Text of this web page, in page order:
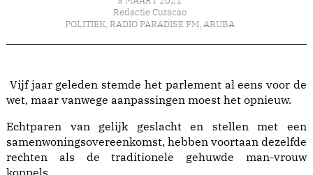
Redactie Curacao
POLITIEK, RADIO PARADISE FM, ARUBA
Vijf jaar geleden stemde het parlement al eens voor de
wet, maar vanwege aanpassingen moest het opnieuw.
Echtparen van gelijk geslacht en stellen met een
samenwoningsovereenkomst, hebben voortaan dezelfde
rechten als de traditionele gehuwde man-vrouw